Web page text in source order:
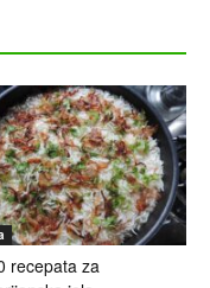
recepata za